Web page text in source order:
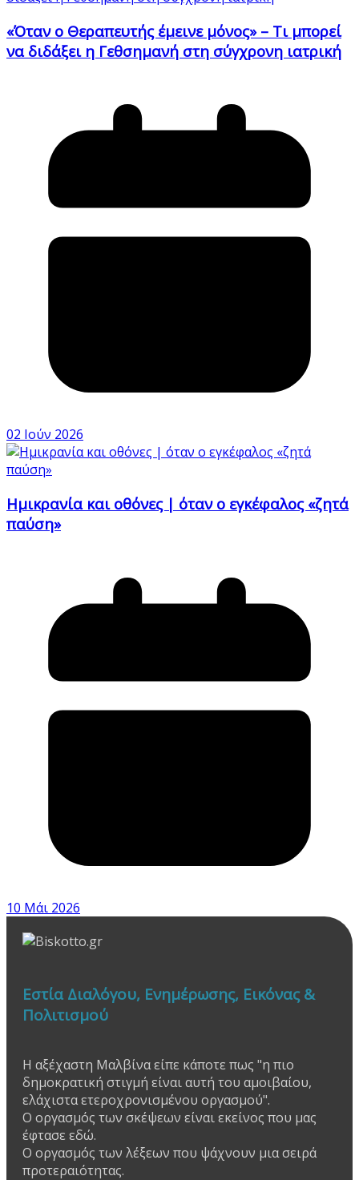
«Όταν ο Θεραπευτής έμεινε μόνος» – Τι μπορεί
να διδάξει η Γεθσημανή στη σύγχρονη ιατρική
02 Ιούν 2026
Ημικρανία και οθόνες | όταν ο εγκέφαλος «ζητά
παύση»
10 Μάι 2026
Εστία Διαλόγου, Ενημέρωσης, Εικόνας &
Πολιτισμού
Η αξέχαστη Μαλβίνα είπε κάποτε πως "η πιο
δημοκρατική στιγμή είναι αυτή του αμοιβαίου,
ελάχιστα ετεροχρονισμένου οργασμού".
Ο οργασμός των σκέψεων είναι εκείνος που μας
έφτασε εδώ.
Ο οργασμός των λέξεων που ψάχνουν μια σειρά
προτεραιότητας.